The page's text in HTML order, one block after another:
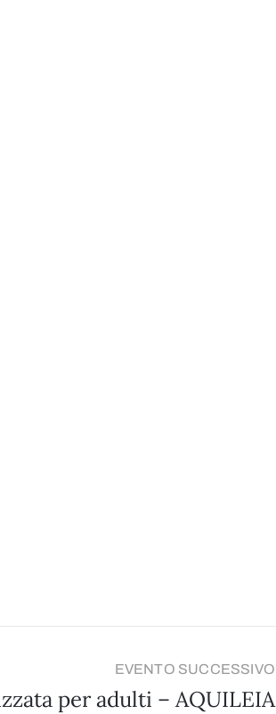
EVENTO SUCCESSIVO
per adulti – AQUILEIA